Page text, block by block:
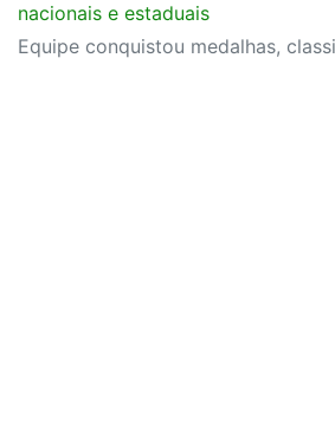
nacionais e estaduais